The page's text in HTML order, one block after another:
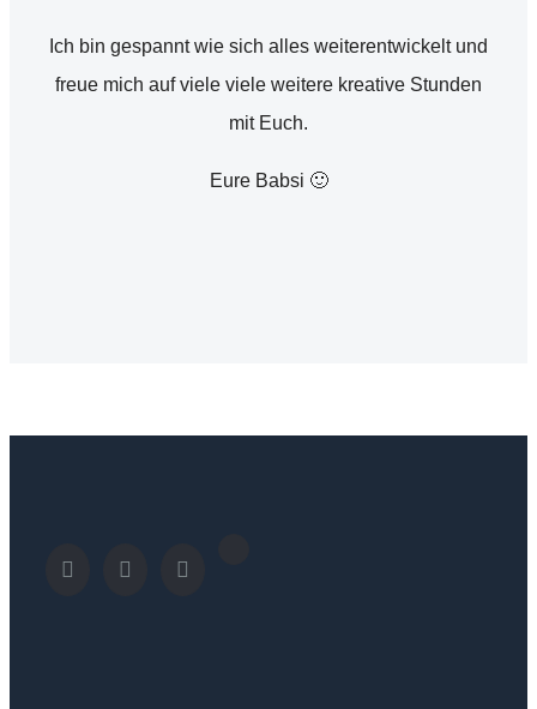
Ich bin gespannt wie sich alles weiterentwickelt und
freue mich auf viele viele weitere kreative Stunden
mit Euch.
Eure Babsi 🙂